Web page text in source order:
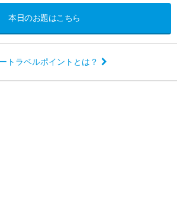
本日のお題はこちら
トラベルポイントとは？